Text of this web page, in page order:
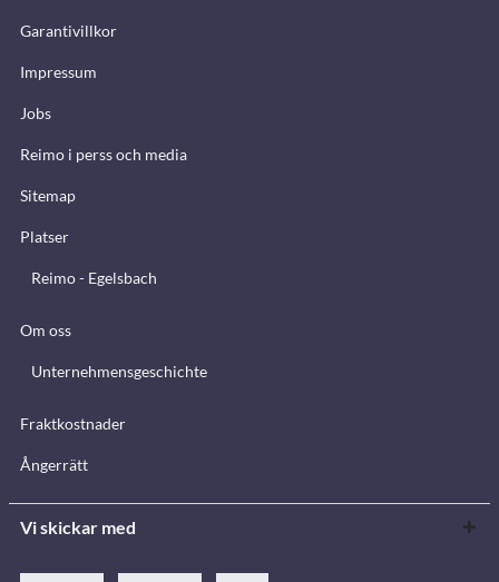
Garantivillkor
Impressum
Jobs
Reimo i perss och media
Sitemap
Platser
Reimo - Egelsbach
Om oss
Unternehmensgeschichte
Fraktkostnader
Ångerrätt
Vi skickar med